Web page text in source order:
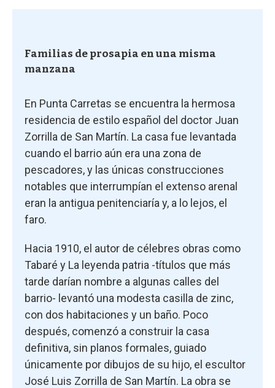
Familias de prosapia en una misma
manzana
En Punta Carretas se encuentra la hermosa
residencia de estilo español del doctor Juan
Zorrilla de San Martín. La casa fue levantada
cuando el barrio aún era una zona de
pescadores, y las únicas construcciones
notables que interrumpían el extenso arenal
eran la antigua penitenciaría y, a lo lejos, el
faro.
Hacia 1910, el autor de célebres obras como
Tabaré y La leyenda patria -títulos que más
tarde darían nombre a algunas calles del
barrio- levantó una modesta casilla de zinc,
con dos habitaciones y un baño. Poco
después, comenzó a construir la casa
definitiva, sin planos formales, guiado
únicamente por dibujos de su hijo, el escultor
José Luis Zorrilla de San Martín. La obra se